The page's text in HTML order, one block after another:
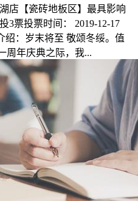
店【瓷砖地板区】最具影响
3票投票时间： 2019-12-17
绍：岁末将至 敬颂冬绥。值
周年庆典之际，我...